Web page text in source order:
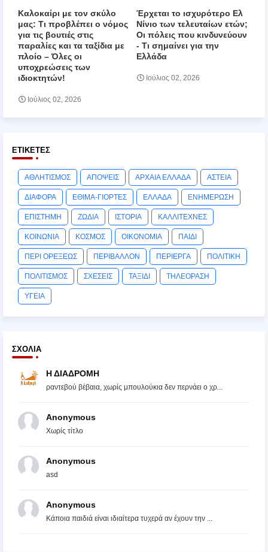
Καλοκαίρι με τον σκύλο
μας: Τι προβλέπει ο νόμος
για τις βουτιές στις
παραλίες και τα ταξίδια με
πλοίο – Όλες οι
υποχρεώσεις των
ιδιοκτητών!
Ιούλιος 02, 2026
Έρχεται το ισχυρότερο Ελ
Νίνιο των τελευταίων ετών;
Οι πόλεις που κινδυνεύουν
‑ Τι σημαίνει για την
Ελλάδα
Ιούλιος 02, 2026
ΕΤΙΚΈΤΕΣ
ΑΘΛΗΤΙΣΜΟΣ ΑΠΟΨΕΙΣ ΑΡΧΑΙΑ ΕΛΛΑΔΑ ΑΣΤΕΙΑ
ΔΙΑΦΟΡΑ ΕΘΙΜΑ-ΓΙΟΡΤΕΣ ΕΛΛΑΔΑ ΕΝΗΜΕΡΩΣΗ
ΕΠΙΣΤΗΜΗ ΖΩΔΙΑ ΙΣΤΟΡΙΑ ΚΑΛΛΙΤΕΧΝΕΣ
ΚΟΙΝΩΝΙΑ ΚΟΣΜΟΣ ΟΙΚΟΝΟΜΙΑ ΠΑΙΔΙ
ΠΕΡΙ ΟΡΕΞΕΩΣ ΠΕΡΙΒΑΛΛΟΝ ΠΕΡΙΕΡΓΑ ΠΟΛΙΤΙΚΗ
ΠΟΛΙΤΙΣΜΟΣ ΣΧΕΣΕΙΣ ΤΑΞΙΔΙ ΤΗΛΕΟΡΑΣΗ
ΥΓΕΙΑ
ΣΧΌΛΙΑ
Η ΔΙΑΔΡΟΜΗ
ραντεβού βέβαια, χωρίς μπουλούκια δεν περνάει ο χρ...
Anonymous
Χωρίς τίτλο
Anonymous
asd
Anonymous
Κάποια παιδιά είναι ιδιαίτερα τυχερά αν έχουν την ...